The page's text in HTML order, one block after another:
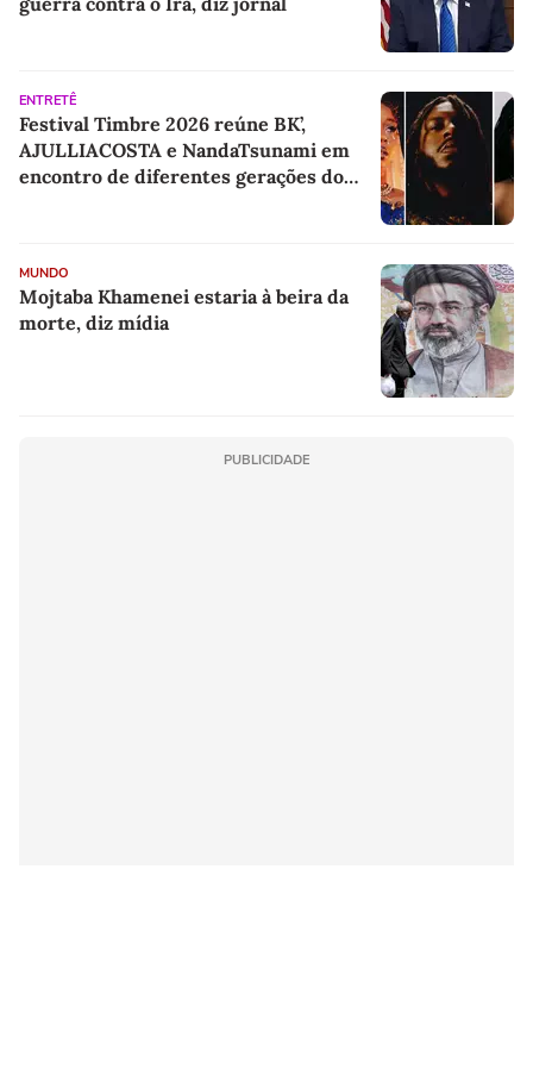
ENTRETÊ
Festival Timbre 2026 reúne BK’,
AJULLIACOSTA e NandaTsunami em
encontro de diferentes gerações do
MUNDO
Mojtaba Khamenei estaria à beira da
morte, diz mídia
PUBLICIDADE